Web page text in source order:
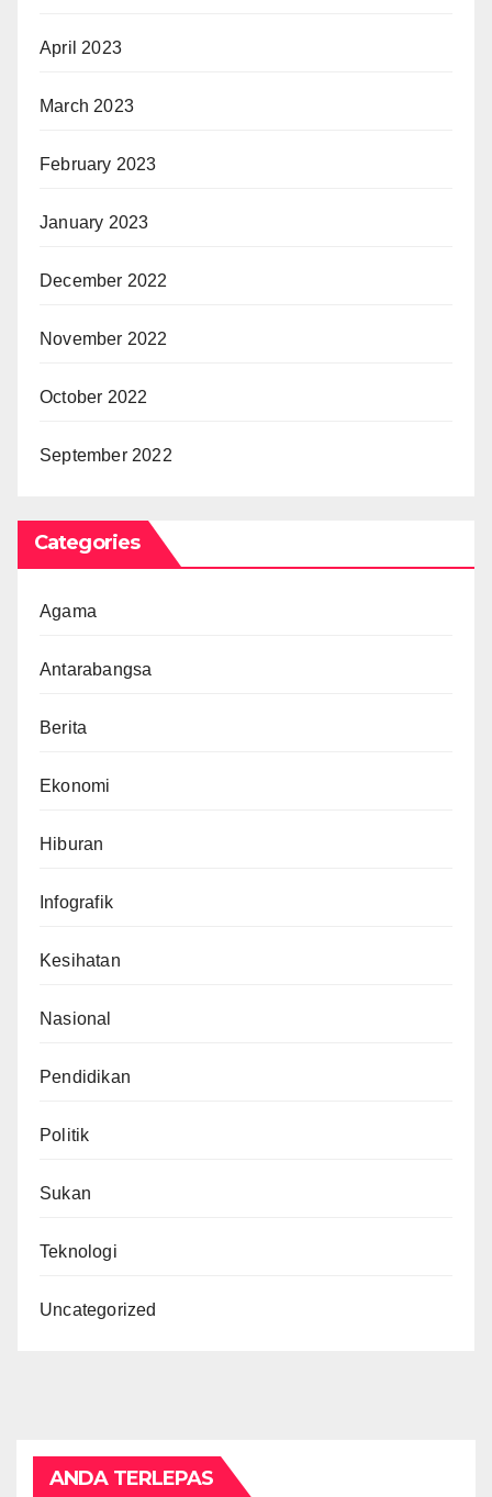
April 2023
March 2023
February 2023
January 2023
December 2022
November 2022
October 2022
September 2022
Categories
Agama
Antarabangsa
Berita
Ekonomi
Hiburan
Infografik
Kesihatan
Nasional
Pendidikan
Politik
Sukan
Teknologi
Uncategorized
ANDA TERLEPAS